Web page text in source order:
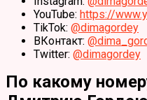
YouTube: https://
TikTok: @dimagordey
ВКонтакт:
Twitter: @dimagordey
По какому